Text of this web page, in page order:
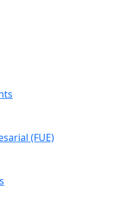
(FUE)